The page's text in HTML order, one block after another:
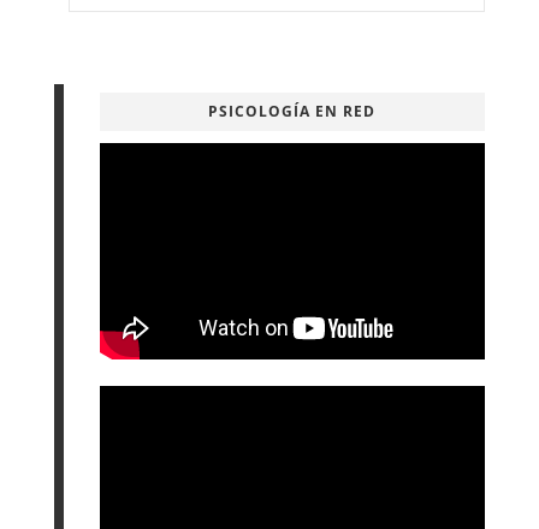
PSICOLOGÍA EN RED